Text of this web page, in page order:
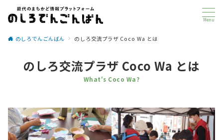
Menu
のしろでんごんばん のしろ交流プラザ Coco Wa とは
のしろ交流プラザ Coco Wa とは
What's Coco Wa?